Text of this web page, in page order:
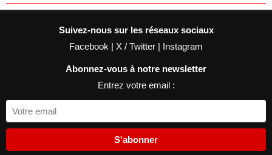
Suivez-nous sur les réseaux sociaux
Facebook | X / Twitter | Instagram
Abonnez-vous à notre newsletter
Entrez votre email :
S'abonner